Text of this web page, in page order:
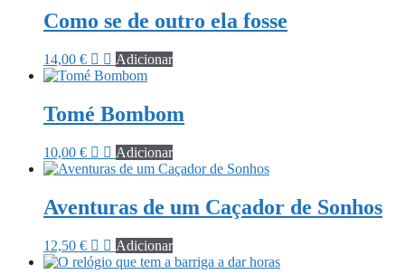
Como se de outro ela fosse
14,00 € Adicionar
Tomé Bombom
10,00 € Adicionar
Aventuras de um Caçador de Sonhos
12,50 € Adicionar